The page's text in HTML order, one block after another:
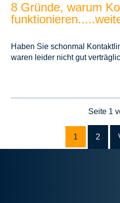
8 Gründe, warum
Haben Sie schonmal
waren leider nicht gut
Seite 1
1 2